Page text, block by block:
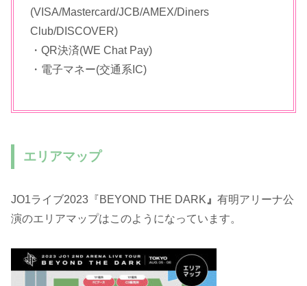
(VISA/Mastercard/JCB/AMEX/Diners
Club/DISCOVER)
・QR決済(WE Chat Pay)
・電子マネー(交通系IC)
エリアマップ
JO1ライブ2023『BEYOND THE DARK 』 有明アリーナ公
演のエリアマップはこのようになっています。